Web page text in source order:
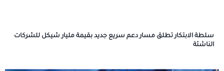
سلطة الابتكار تطلق مسار دعم سريع جديد بقيمة مليار شيكل للشركات
الناشئة